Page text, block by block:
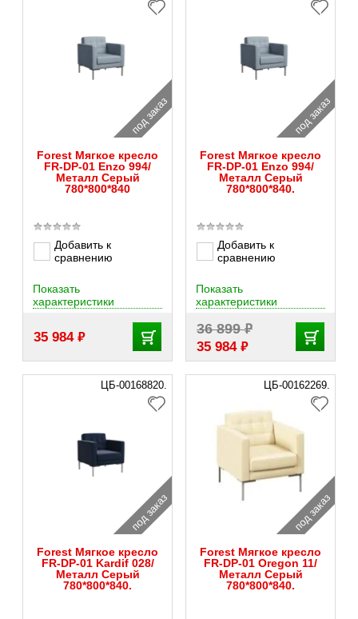
под заказ
Forest Мягкое кресло
FR-DP-01 Enzo 994/
Металл Серый
780*800*840
Добавить к
сравнению
35 984 ₽
Показать
характеристики
под заказ
Forest Мягкое кресло
FR-DP-01 Enzo 994/
Металл Серый
780*800*840.
Добавить к
сравнению
36 899₽
35 984 ₽
Показать
характеристики
ЦБ-00168820.
под заказ
Forest Мягкое кресло
FR-DP-01 Kardif 028/
Металл Серый
780*800*840.
ЦБ-00162269.
под заказ
Forest Мягкое кресло
FR-DP-01 Oregon 11/
Металл Серый
780*800*840.